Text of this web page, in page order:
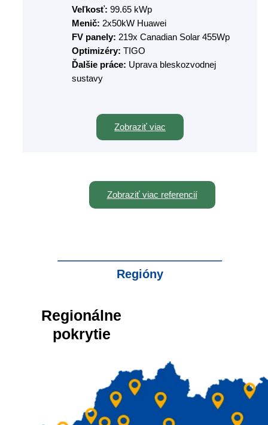
Veľkosť: 99.65 kWp
Menič: 2x50kW Huawei
FV panely: 219x Canadian Solar 455Wp
Optimizéry: TIGO
Ďalšie práce: Uprava bleskozvodnej
sustavy
Zobraziť viac
Zobraziť viac referencií
Regióny
Regionálne
pokrytie